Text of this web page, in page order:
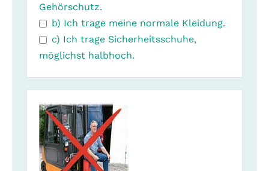
Gehörschutz.
b) Ich trage meine normale Kleidung.
c) Ich trage Sicherheitsschuhe,
möglichst halbhoch.